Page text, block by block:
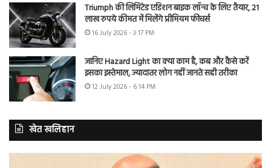
Triumph की लिमिटेड एडिशन बाइक लॉन्च के लिए तैयार, 21
लाख रुपये कीमत में मिलेंगे प्रीमियम फीचर्स
16 July 2026 - 3:17 PM
जानिए Hazard Light का क्या काम है, कब और कैसे करें
इसका इस्तेमाल, ज्यादातर लोग नहीं जानते सही तरीका
12 July 2026 - 6:14 PM
खेत खलिहान